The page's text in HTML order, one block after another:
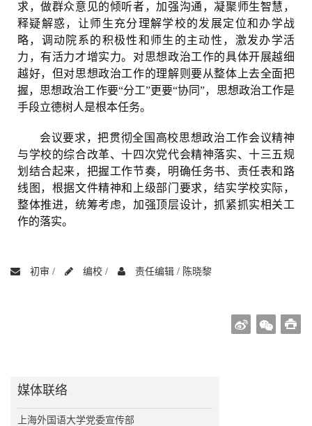
求，做群众意见的倾听者，加强沟通，凝聚师生智慧，
释疑解惑，让师生充分理解学校的发展定位和办学战
略，调动院系的积极性和师生的主动性，激发办学活
力，有活力才增实力。对思想政治工作的具体开展越细
越好，但对思想政治工作的理解则要从整体上去全面把
握，思想政治工作要“分工”更要“协同”，思想政治工作是
手段立德树人是根本任务。
会议要求，把贯彻全国高校思想政治工作会议精神
与学校的综合改革、十四次党代会精神落实、十三五规
划结合起来，把握工作节奏，明确任务书、责任表和路
线图，根据文件精神和上级部门要求，结实学校实际，
整体推进，统筹考虑，加强顶层设计，抓紧抓实相关工
作的落实。
初审 / 编校 / 责任编辑 / 陈晓黎
媒体联络
上海外国语大学党委宣传部